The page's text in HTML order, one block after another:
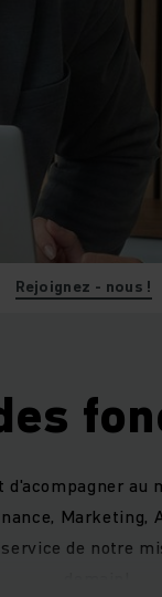
Rejoignez - nous !
Marketing,
de notre